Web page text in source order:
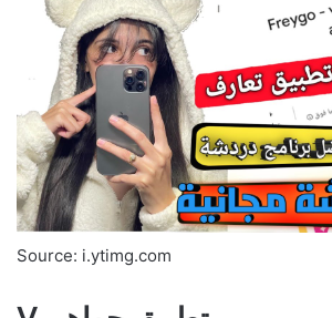
Source: i.ytimg.com